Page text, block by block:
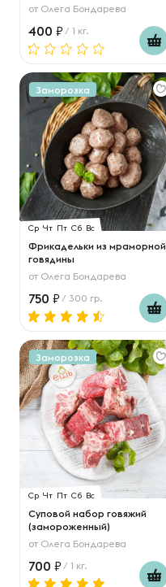
от Олега Бондарева
400 / 1 кг.
Заморозка
Ср Чт Пт Сб Вс
Фрикадельки из мраморной
говядины
от Олега Бондарева
750 / 300 гр.
Заморозка
Ср Чт Пт Сб Вс
Суповой набор говяжий
(замороженный)
от Олега Бондарева
700 / 1 кг.